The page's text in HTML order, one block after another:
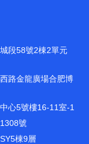
段58號2棟2單元
路金龍廣場合肥博
心5號樓16-11室-1
號
棟9層